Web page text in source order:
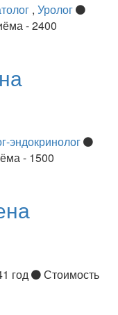
, Уролог
- 2400
эндокринолог
- 1500
год
Стоимость